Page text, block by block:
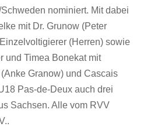
nominiert. Mit dabei
mit Dr. Grunow (Peter
(Herren) sowie
und Timea Bonekat mit
Granow) und Cascais
Pas-de-Deux auch drei
Sachsen. Alle vom RVV